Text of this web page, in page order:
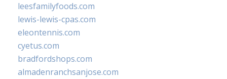
leesfamilyfoods.com
lewis-lewis-cpas.com
eleontennis.com
cyetus.com
bradfordshops.com
almadenranchsanjose.com